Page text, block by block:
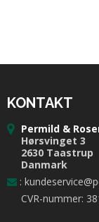
KONTAKT
Permild &
Hørsvinget 3
2630 Taastrup
Danmark
:
CVR-nummer: